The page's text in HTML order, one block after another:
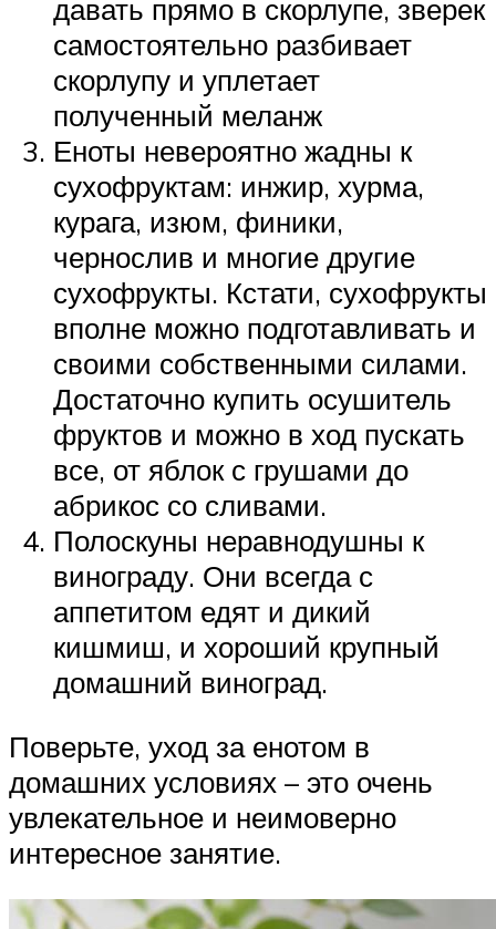
давать прямо в скорлупе, зверек
самостоятельно разбивает
скорлупу и уплетает
полученный меланж
Еноты невероятно жадны к
сухофруктам: инжир, хурма,
курага, изюм, финики,
чернослив и многие другие
сухофрукты. Кстати, сухофрукты
вполне можно подготавливать и
своими собственными силами.
Достаточно купить осушитель
фруктов и можно в ход пускать
все, от яблок с грушами до
абрикос со сливами.
Полоскуны неравнодушны к
винограду. Они всегда с
аппетитом едят и дикий
кишмиш, и хороший крупный
домашний виноград.
Поверьте, уход за енотом в
домашних условиях – это очень
увлекательное и неимоверно
интересное занятие.